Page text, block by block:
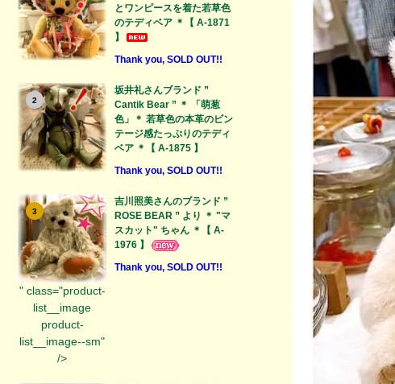
とワンピースを着た若草色
のテディベア ＊【 A-1871
】
Thank you, SOLD OUT!!
2
坂井礼さんブランド ”
Cantik Bear ” ＊ 「萌葱
色」＊ 若草色の本革のビン
テージ感たっぷりのテディ
ベア ＊【 A-1875 】
Thank you, SOLD OUT!!
3
" class="product-
list__image
product-
list__image--sm"
/>
吉川照美さんのブランド ”
ROSE BEAR ” より ＊ "マ
スカット" ちゃん ＊【 A-
1976 】
Thank you, SOLD OUT!!